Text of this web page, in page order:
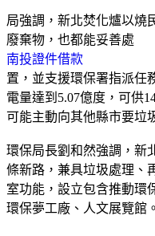
局強調，新北焚化爐以燒
廢棄物，也都能妥善處
南投證件借款
置，並支援環保署指派任
電量達到5.07億度，可供
可能主動向其他縣市要垃
環保局長劉和然強調，新
條新路，兼具垃圾處理、
室功能，設立包含推動環
環保夢工廠、人文展覽館